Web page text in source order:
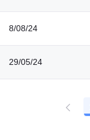
8/08/24
29/05/24